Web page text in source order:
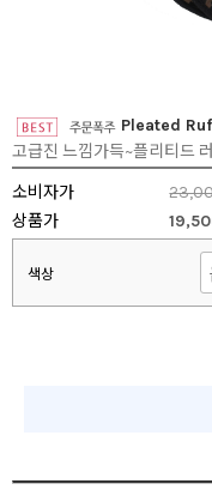
Pleated
고급진 느낌가득~플리티드
소비자가
상품가
색상